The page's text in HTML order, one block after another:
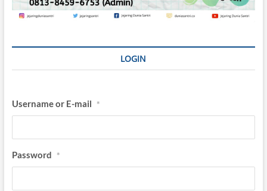
LOGIN
Username or E-mail *
Password *